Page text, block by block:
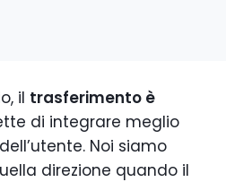
il trasferimento è
di integrare meglio
Noi siamo
direzione quando il